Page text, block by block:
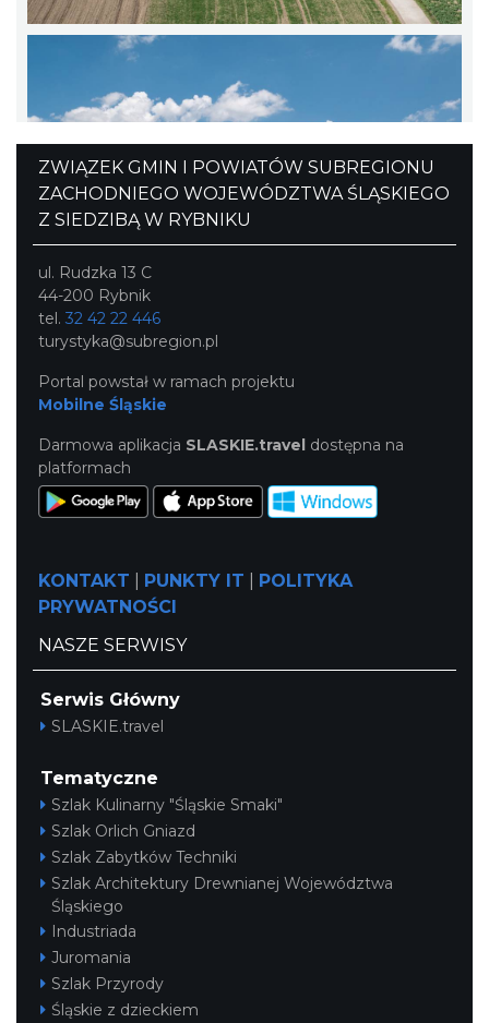
ZWIĄZEK GMIN I POWIATÓW SUBREGIONU
ZACHODNIEGO WOJEWÓDZTWA ŚLĄSKIEGO
Z SIEDZIBĄ W RYBNIKU
ul. Rudzka 13 C
44-200 Rybnik
tel. 32 42 22 446
turystyka@subregion.pl
Portal powstał w ramach projektu
Mobilne Śląskie
Darmowa aplikacja SLASKIE.travel dostępna na
platformach
KONTAKT PUNKTY IT
POLITYKA
PRYWATNOŚCI
NASZE SERWISY
Serwis Główny
SLASKIE.travel
Tematyczne
Szlak Kulinarny "Śląskie Smaki"
Szlak Orlich Gniazd
Szlak Zabytków Techniki
Szlak Architektury Drewnianej Województwa
Śląskiego
Industriada
Juromania
Szlak Przyrody
Śląskie z dzieckiem